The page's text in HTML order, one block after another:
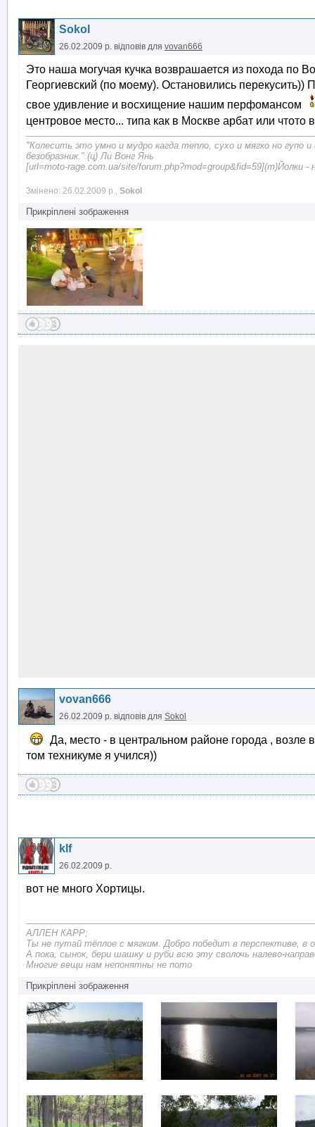
Sokol
26.02.2009 р. відповів для vovan666
Это наша могучая кучка возврашается из похода по
Георгиевский (по моему). Остановились
свое удивление и восхищение нашим перфомансом
центровое место... типа как в Москве арбат или
"Колесить это умно и мудро кагда тепло, сухо и мягко но гупо
безобразник." (ц) Ли Вонг Янь
[url=moto-rage.com.ua/site/forum.php?mod=group&fid=59](т)Йолки -
Змінено: 26.02.2009 р., Sokol
Прикріплені зображення
vovan666
26.02.2009 р. відповів для Sokol
Да, место - в центральном районе города , возле
том техникуме я учился))
klf
26.02.2009 р.
вот не много Хортицы.
АЛЛЕН КАРР;
Ты не путай тёплое с мягким. Добро победит в перспективе,
А пока, сынок, бери шашку и руби всю эту сволочь налево-
Многие вещи нам непонятны не пото
Прикріплені зображення